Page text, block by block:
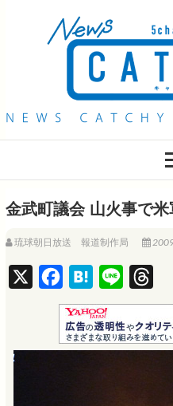
QAB NEWS
金武町議会 山火事で
琉球朝日放送 報道制作局
a
c
e
H
a
t
e
i
n
e
h
r
e